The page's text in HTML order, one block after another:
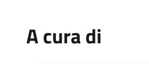
A cura di